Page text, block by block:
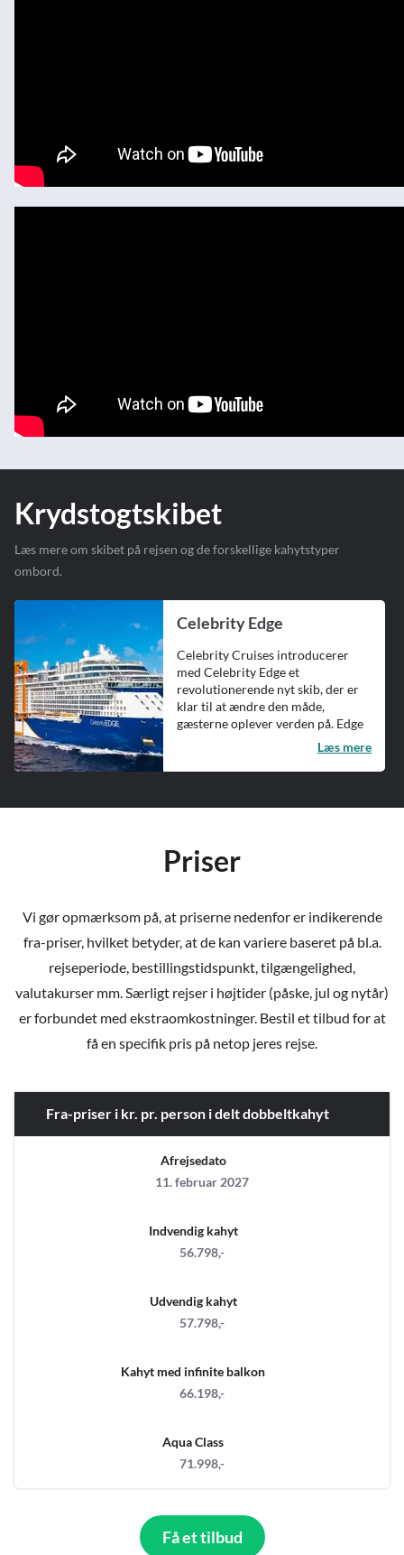
Krydstogtskibet
Læs mere om skibet på rejsen og de forskellige kahytstyper
ombord.
Celebrity Edge
Celebrity Cruises introducerer
med Celebrity Edge et
revolutionerende nyt skib, der er
klar til at ændre den måde,
gæsterne oplever verden på. Edge
sejlede jomfrutur i december ...Læs mere
Priser
Vi gør opmærksom på, at priserne nedenfor er indikerende
fra-priser, hvilket betyder, at de kan variere baseret på bl.a.
rejseperiode, bestillingstidspunkt, tilgængelighed,
valutakurser mm. Særligt rejser i højtider (påske, jul og nytår)
er forbundet med ekstraomkostninger. Bestil et tilbud for at
få en specifik pris på netop jeres rejse.
Fra-priser i kr. pr. person i delt dobbeltkahyt
Afrejsedato
11. februar 2027
Indvendig kahyt
56.798,-
Udvendig kahyt
57.798,-
Kahyt med infinite balkon
66.198,-
Aqua Class
71.998,-
Få et tilbud